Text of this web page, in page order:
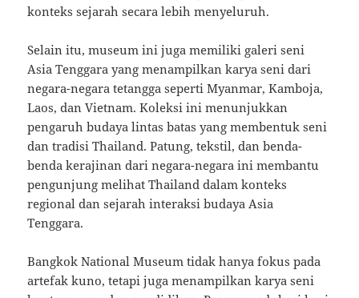
konteks sejarah secara lebih menyeluruh.
Selain itu, museum ini juga memiliki galeri seni
Asia Tenggara yang menampilkan karya seni dari
negara-negara tetangga seperti Myanmar, Kamboja,
Laos, dan Vietnam. Koleksi ini menunjukkan
pengaruh budaya lintas batas yang membentuk seni
dan tradisi Thailand. Patung, tekstil, dan benda-
benda kerajinan dari negara-negara ini membantu
pengunjung melihat Thailand dalam konteks
regional dan sejarah interaksi budaya Asia
Tenggara.
Bangkok National Museum tidak hanya fokus pada
artefak kuno, tetapi juga menampilkan karya seni